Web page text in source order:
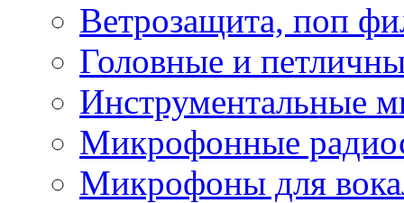
Ветрозащита, поп
Головные и
Инструментальные
Микрофонные
Микрофоны для